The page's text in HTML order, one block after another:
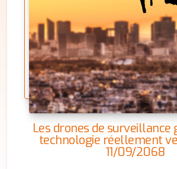
Les drones de surveillance
technologie réellement
11/09/2068